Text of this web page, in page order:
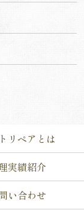
リペアとは
実績紹介
い合わせ